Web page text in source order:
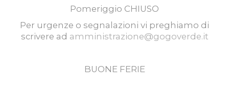
Pomeriggio CHIUSO
Per urgenze o segnalazioni vi preghiamo di
scrivere ad amministrazione@gogoverde.it
BUONE FERIE